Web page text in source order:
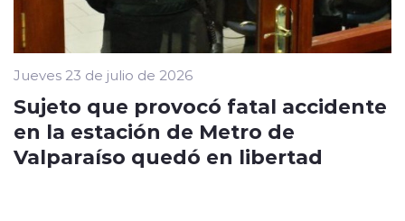
Jueves 23 de julio de 2026
Sujeto que provocó fatal accidente
en la estación de Metro de
Valparaíso quedó en libertad